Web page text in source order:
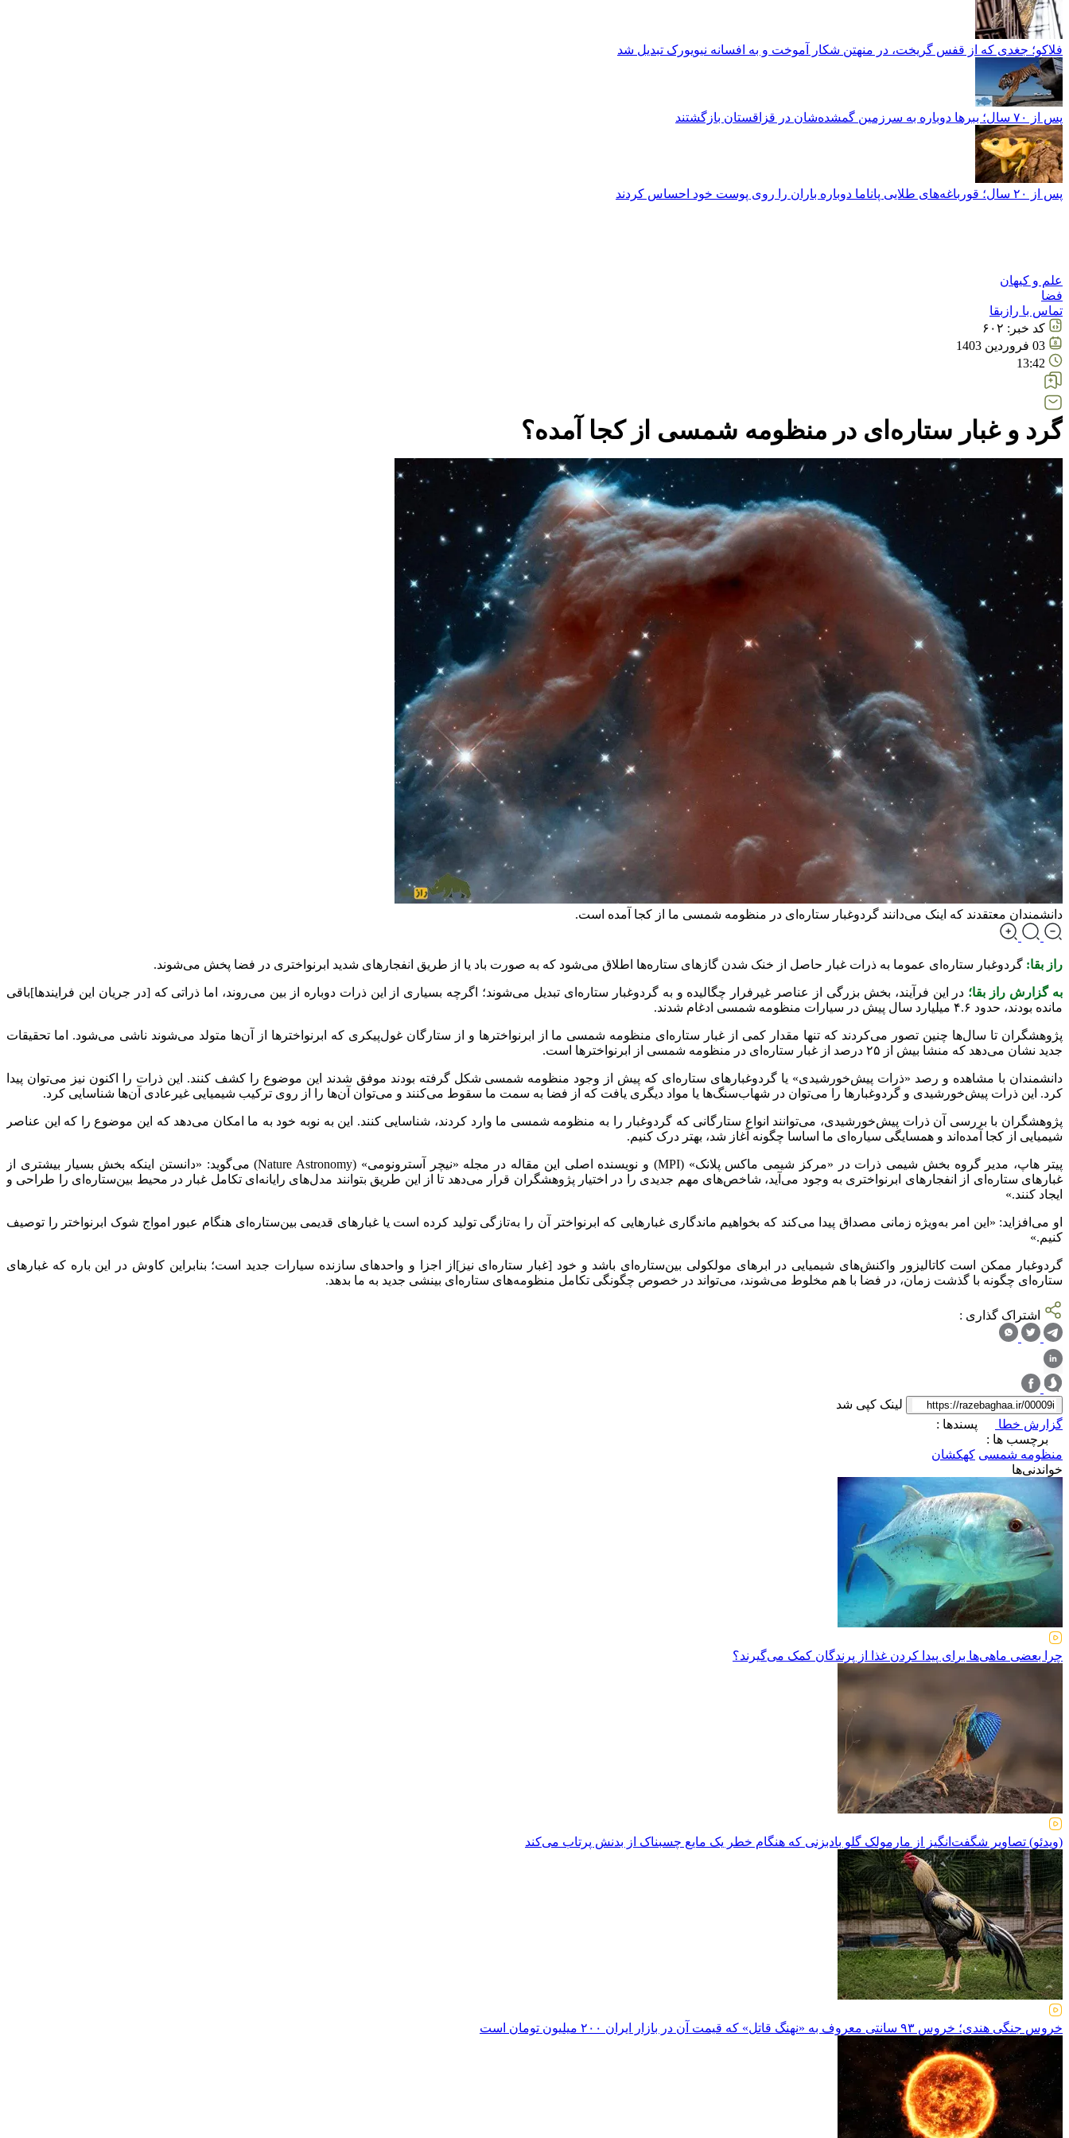
فلاکو؛ جغدی که از قفس گریخت، در منهتن شکار آموخت و به افسانه نیویورک تبدیل شد
پس از ۷۰ سال؛ ببرها دوباره به سرزمین گمشده‌شان در قزاقستان بازگشتند
پس از ۲۰ سال؛ قورباغه‌های طلایی پاناما دوباره باران را روی پوست خود احساس کردند
علم و کیهان
فضا
تماس با رازبقا
کد خبر: ۶۰۲
03 فروردين 1403
13:42
گرد و غبار ستاره‌ای در منظومه شمسی از کجا آمده؟
دانشمندان معتقدند که اینک می‌دانند گردوغبار ستاره‌ای در منظومه شمسی ما از کجا آمده است.
راز بقا: گردوغبار ستاره‌ای عموما به ذرات غبار حاصل از خنک شدن گاز‌های ستاره‌ها اطلاق می‌شود که به صورت باد یا از طریق انفجار‌های شدید ابرنواختری در فضا پخش می‌شوند.
به گزارش راز بقا؛ در این فرآیند، بخش بزرگی از عناصر غیرفرار چگالیده و به گردوغبار ستاره‌ای تبدیل می‌شوند؛ اگرچه بسیاری از این ذرات دوباره از بین می‌روند، اما ذراتی که [در جریان این فرایندها]باقی
مانده بودند، حدود ۴.۶ میلیارد سال پیش در سیارات منظومه شمسی ادغام شدند.
پژوهشگران تا سال­‌ها چنین تصور می‌کردند که تنها مقدار کمی از غبار ستاره‌ای منظومه شمسی ما از ابرنواختر‌ها و از ستارگان غول‌پیکری که ابرنواختر‌ها از آن‌ها متولد می‌شوند ناشی می‌شود. اما تحقیقات
جدید نشان می‌دهد که منشا بیش از ۲۵ درصد از غبار ستاره‌ای در منظومه شمسی از ابرنواختر‌ها است.
دانشمندان با مشاهده و رصد «ذرات پیش‌خورشیدی» یا گردوغبار‌های ستاره‌ای که پیش از وجود منظومه شمسی شکل گرفته بودند موفق شدند این موضوع را کشف کنند. این ذرات را اکنون نیز می‌توان پیدا
کرد. این ذرات پیش‌خورشیدی و گردوغبار‌ها را می‌توان در شهاب‌سنگ‌ها یا مواد دیگری یافت که از فضا به سمت ما سقوط می‌کنند و می‌توان آن‌ها را از روی ترکیب شیمیایی غیرعادی آن‌ها شناسایی کرد.
پژوهشگران با بررسی آن ذرات پیش‌خورشیدی، می‌توانند انواع ستارگانی که گرد‌وغبار را به منظومه شمسی ما وارد کردند، شناسایی کنند. این به نوبه خود به ما امکان می‌دهد که این موضوع را که این عناصر
شیمیایی از کجا آمده‌اند و همسایگی سیاره‌ای ما اساسا چگونه آغاز شد، بهتر درک کنیم.
پیتر هاپ، مدیر گروه بخش شیمی ذرات در «مرکز شیمی ماکس پلانک» (MPI) و نویسنده اصلی این مقاله در مجله «نیچر آسترونومی» (Nature Astronomy) می‌گوید: «دانستن اینکه بخش بسیار بیشتری از
غبار‌های ستاره‌ای از انفجار‌های ابرنواختری به وجود می‌­آید، شاخص­‌های مهم جدیدی را در اختیار پژوهشگران قرار می‌­دهد تا از این طریق بتوانند مدل‌­های رایانه‌ای تکامل غبار در محیط بین‌ستاره‌ای را طراحی و
ایجاد کنند.»
او می‌افزاید: «این امر به‌ویژه زمانی مصداق پیدا می­‌کند که بخواهیم ماندگاری غبار‌هایی که ابرنواختر آن را به‌تازگی تولید کرده است یا غبار‌های قدیمی بین‌ستاره‌ای هنگام عبور امواج شوک ابرنواختر را توصیف
کنیم.»
گردوغبار ممکن است کاتالیزور واکنش‌های شیمیایی در ابر‌های مولکولی بین‌ستاره‌ای باشد و خود [غبار ستاره‌ای نیز]از اجزا و واحد‌های سازنده سیارات جدید است؛ بنابراین کاوش در این باره که غبار‌های
ستاره‌ای چگونه با گذشت زمان، در فضا با هم مخلوط می‌شوند، می‌تواند در خصوص چگونگی تکامل منظومه‌های ستاره‌ای بینشی جدید به ما بدهد.
اشتراک گذاری :
لینک کپی شد
گزارش خطا
پسندها :
برچسب ها :
منظومه شمسی کهکشان
خواندنی‌ها
چرا بعضی ماهی‌ها برای پیدا کردن غذا از پرندگان کمک می‌گیرند؟
(ویدئو) تصاویر شگفت‌انگیز از مارمولک گلو بادبزنی که هنگام خطر یک مایع چسبناک از بدنش پرتاب می‌کند
خروس جنگی هندی؛ خروس ۹۳ سانتی معروف به «نهنگ قاتل» که قیمت آن در بازار ایران ۲۰۰ میلیون تومان است